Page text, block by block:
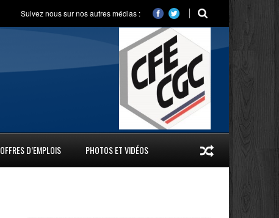
Suivez nous sur nos autres médias :
OFFRES D’EMPLOIS PHOTOS ET VIDÉOS